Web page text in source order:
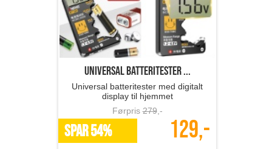
Universal batteritester ...
Universal batteritester med digitalt
display til hjemmet
Førpris279,-
SPAR 54% 129,-